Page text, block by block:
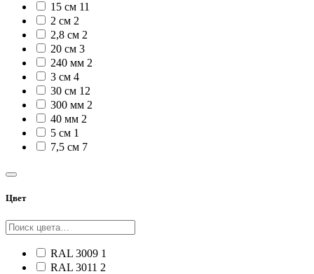
15 см 11
2 см 2
2,8 см 2
20 см 3
240 мм 2
3 см 4
30 см 12
300 мм 2
40 мм 2
5 см 1
7,5 см 7
Цвет
RAL 3009 1
RAL 3011 2